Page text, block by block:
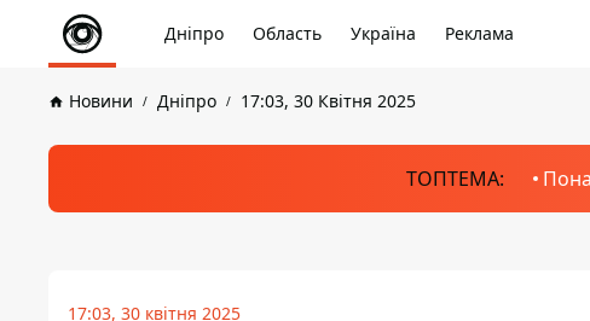
Дніпро Область Україна Реклама
Новини Дніпро 17:03, 30 Квітня 2025
ТОПТЕМА:
17:03, 30 квітня 2025